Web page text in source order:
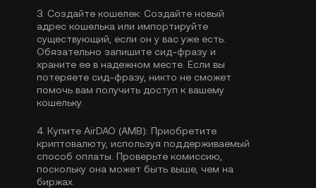
3. Создайте кошелек: Создайте новый
адрес кошелька или импортируйте
существующий, если он у вас уже есть.
Обязательно запишите сид-фразу и
храните ее в надежном месте. Если вы
потеряете сид-фразу, никто не сможет
помочь вам получить доступ к вашему
кошельку.
4. Купите AirDAO (AMB): Приобретите
криптовалюту, используя поддерживаемый
способ оплаты. Проверьте комиссию,
поскольку она может быть выше, чем на
биржах.